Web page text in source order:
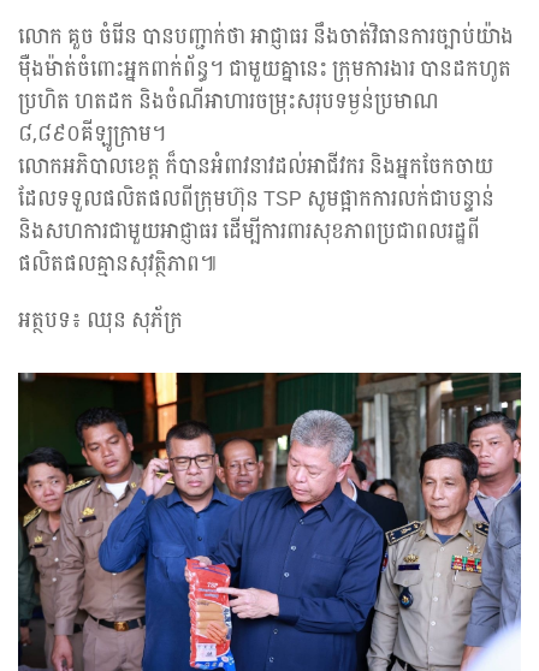
លោក គួច ចំរើន បានបញ្ជាក់ថា អាជ្ញាធរ នឹងចាត់វិធានការច្បាប់យ៉ាង
ម៉ឺងម៉ាត់ចំពោះអ្នកពាក់ព័ន្ធ។ ជាមួយគ្នានេះ ក្រុមការងារ បានដកហូត
ប្រហិត ហតដក និងចំណីអាហារចម្រុះសរុបទម្ងន់ប្រមាណ
៨,៨៩០គីឡូក្រាម។
លោកអភិបាលខេត្ត ក៏បានអំពាវនាវដល់អាជីវករ និងអ្នកចែកចាយ
ដែលទទួលផលិតផលពីក្រុមហ៊ុន TSP សូមផ្អាកការលក់ជាបន្ទាន់
និងសហការជាមួយអាជ្ញាធរ ដើម្បីការពារសុខភាពប្រជាពលរដ្ឋពី
ផលិតផលគ្មានសុវត្ថិភាព៕
អត្ថបទ៖ ឈុន សុភ័ក្រ